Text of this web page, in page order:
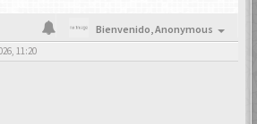
Bienvenido,Anonymous
11:20